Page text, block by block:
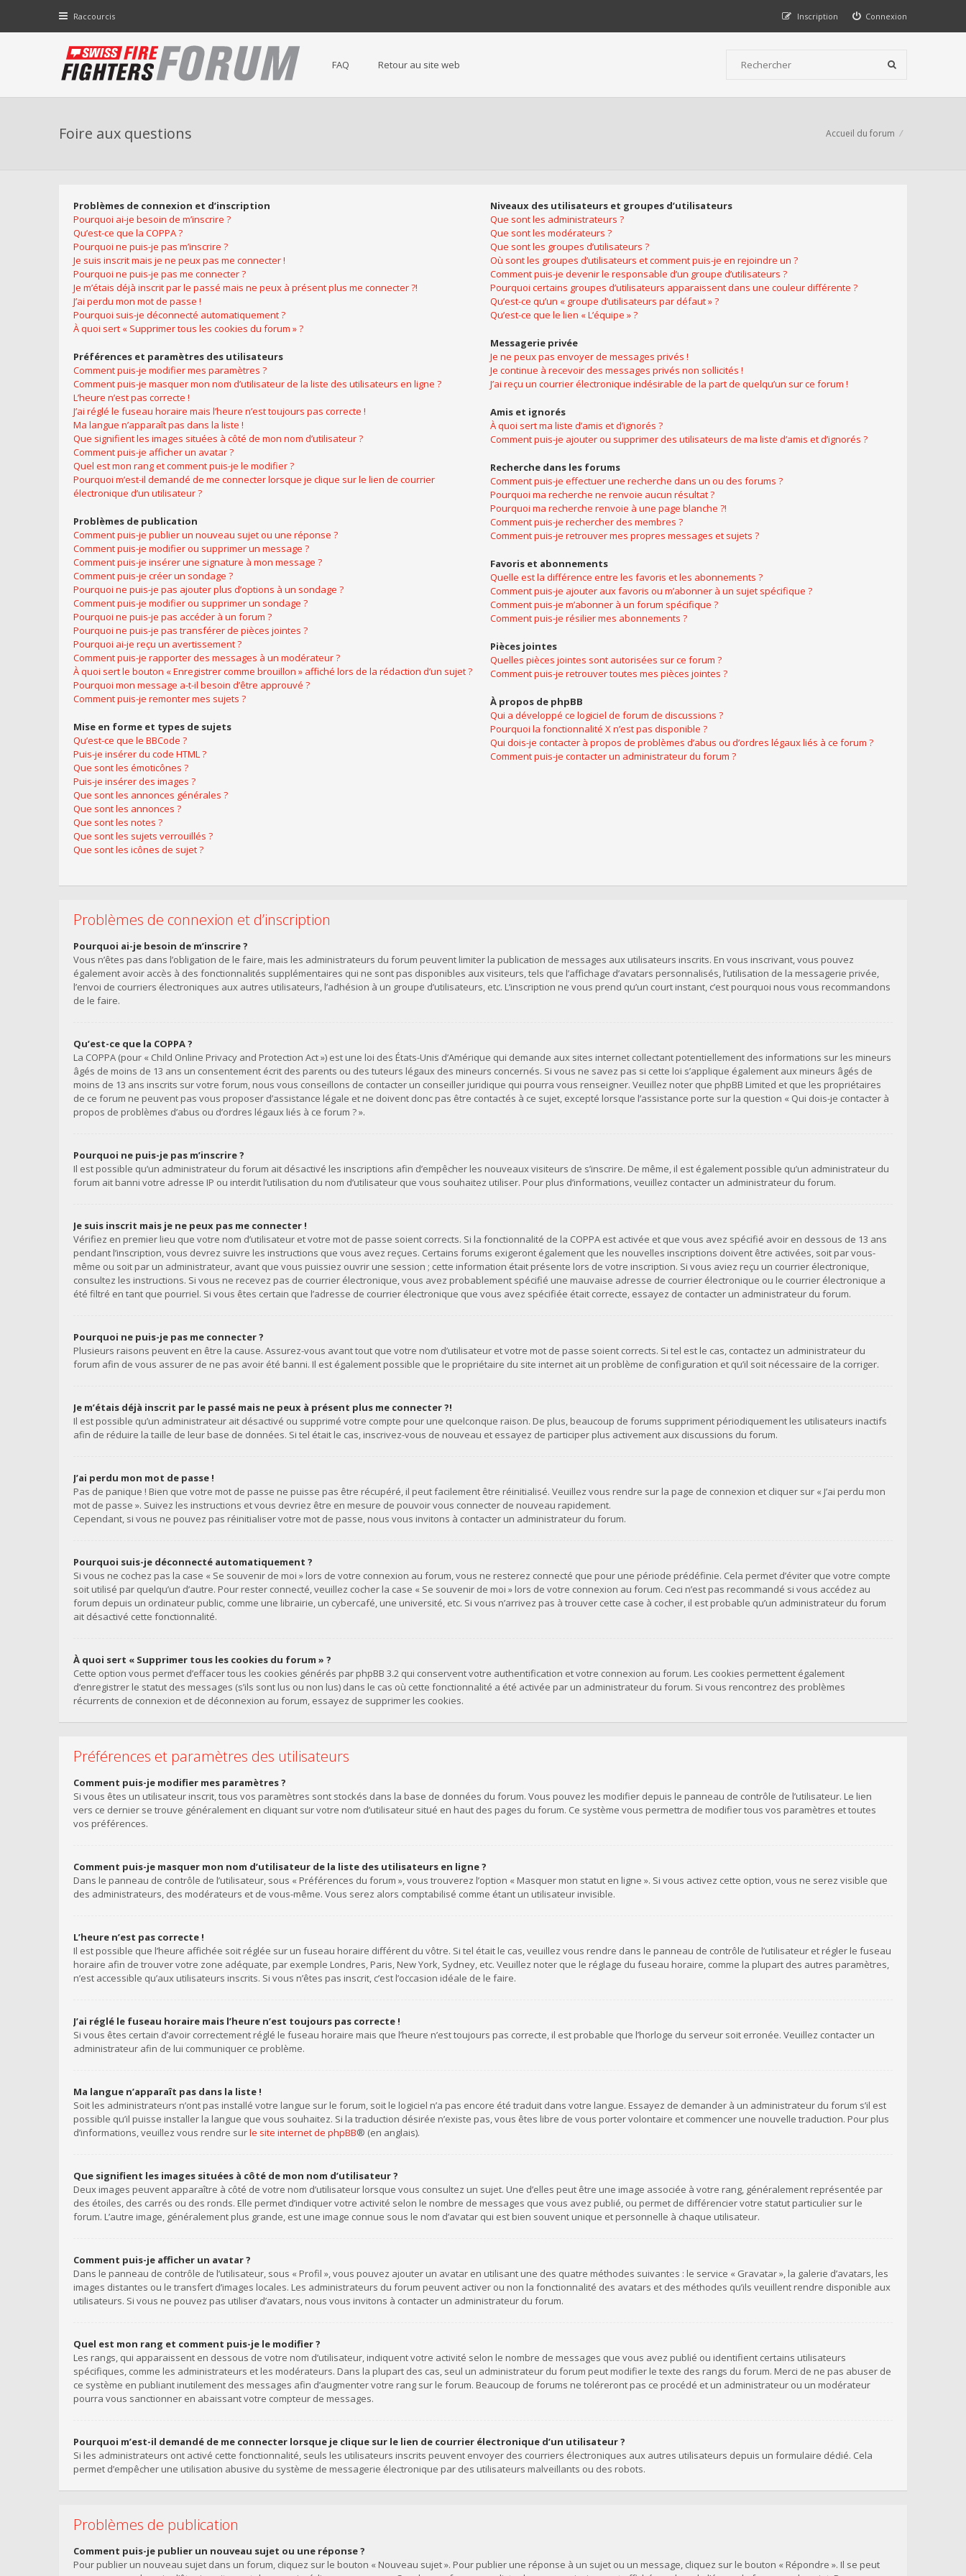
Raccourcis Connexion
Inscription
FAQ Retour au site web
Foire aux questions Accueil du forum
Problèmes de connexion et d’inscription
Pourquoi ai-je besoin de m’inscrire ?
Qu’est-ce que la COPPA ?
Pourquoi ne puis-je pas m’inscrire ?
Je suis inscrit mais je ne peux pas me connecter !
Pourquoi ne puis-je pas me connecter ?
Je m’étais déjà inscrit par le passé mais ne peux à présent plus me connecter ?!
J’ai perdu mon mot de passe !
Pourquoi suis-je déconnecté automatiquement ?
À quoi sert « Supprimer tous les cookies du forum » ?
Préférences et paramètres des utilisateurs
Comment puis-je modifier mes paramètres ?
Comment puis-je masquer mon nom d’utilisateur de la liste des utilisateurs en ligne ?
L’heure n’est pas correcte !
J’ai réglé le fuseau horaire mais l’heure n’est toujours pas correcte !
Ma langue n’apparaît pas dans la liste !
Que signifient les images situées à côté de mon nom d’utilisateur ?
Comment puis-je afficher un avatar ?
Quel est mon rang et comment puis-je le modifier ?
Pourquoi m’est-il demandé de me connecter lorsque je clique sur le lien de courrier
électronique d’un utilisateur ?
Problèmes de publication
Comment puis-je publier un nouveau sujet ou une réponse ?
Comment puis-je modifier ou supprimer un message ?
Comment puis-je insérer une signature à mon message ?
Comment puis-je créer un sondage ?
Pourquoi ne puis-je pas ajouter plus d’options à un sondage ?
Comment puis-je modifier ou supprimer un sondage ?
Pourquoi ne puis-je pas accéder à un forum ?
Pourquoi ne puis-je pas transférer de pièces jointes ?
Pourquoi ai-je reçu un avertissement ?
Comment puis-je rapporter des messages à un modérateur ?
À quoi sert le bouton « Enregistrer comme brouillon » affiché lors de la rédaction d’un sujet ?
Pourquoi mon message a-t-il besoin d’être approuvé ?
Comment puis-je remonter mes sujets ?
Mise en forme et types de sujets
Qu’est-ce que le BBCode ?
Puis-je insérer du code HTML ?
Que sont les émoticônes ?
Puis-je insérer des images ?
Que sont les annonces générales ?
Que sont les annonces ?
Que sont les notes ?
Que sont les sujets verrouillés ?
Que sont les icônes de sujet ?
Niveaux des utilisateurs et groupes d’utilisateurs
Que sont les administrateurs ?
Que sont les modérateurs ?
Que sont les groupes d’utilisateurs ?
Où sont les groupes d’utilisateurs et comment puis-je en rejoindre un ?
Comment puis-je devenir le responsable d’un groupe d’utilisateurs ?
Pourquoi certains groupes d’utilisateurs apparaissent dans une couleur différente ?
Qu’est-ce qu’un « groupe d’utilisateurs par défaut » ?
Qu’est-ce que le lien « L’équipe » ?
Messagerie privée
Je ne peux pas envoyer de messages privés !
Je continue à recevoir des messages privés non sollicités !
J’ai reçu un courrier électronique indésirable de la part de quelqu’un sur ce forum !
Amis et ignorés
À quoi sert ma liste d’amis et d’ignorés ?
Comment puis-je ajouter ou supprimer des utilisateurs de ma liste d’amis et d’ignorés ?
Recherche dans les forums
Comment puis-je effectuer une recherche dans un ou des forums ?
Pourquoi ma recherche ne renvoie aucun résultat ?
Pourquoi ma recherche renvoie à une page blanche ?!
Comment puis-je rechercher des membres ?
Comment puis-je retrouver mes propres messages et sujets ?
Favoris et abonnements
Quelle est la différence entre les favoris et les abonnements ?
Comment puis-je ajouter aux favoris ou m’abonner à un sujet spécifique ?
Comment puis-je m’abonner à un forum spécifique ?
Comment puis-je résilier mes abonnements ?
Pièces jointes
Quelles pièces jointes sont autorisées sur ce forum ?
Comment puis-je retrouver toutes mes pièces jointes ?
À propos de phpBB
Qui a développé ce logiciel de forum de discussions ?
Pourquoi la fonctionnalité X n’est pas disponible ?
Qui dois-je contacter à propos de problèmes d’abus ou d’ordres légaux liés à ce forum ?
Comment puis-je contacter un administrateur du forum ?
Problèmes de connexion et d’inscription
Pourquoi ai-je besoin de m’inscrire ?
Vous n’êtes pas dans l’obligation de le faire, mais les administrateurs du forum peuvent limiter la publication de messages aux utilisateurs inscrits. En vous inscrivant, vous pouvez
également avoir accès à des fonctionnalités supplémentaires qui ne sont pas disponibles aux visiteurs, tels que l’affichage d’avatars personnalisés, l’utilisation de la messagerie privée,
l’envoi de courriers électroniques aux autres utilisateurs, l’adhésion à un groupe d’utilisateurs, etc. L’inscription ne vous prend qu’un court instant, c’est pourquoi nous vous recommandons
de le faire.
Qu’est-ce que la COPPA ?
La COPPA (pour « Child Online Privacy and Protection Act ») est une loi des États-Unis d’Amérique qui demande aux sites internet collectant potentiellement des informations sur les mineurs
âgés de moins de 13 ans un consentement écrit des parents ou des tuteurs légaux des mineurs concernés. Si vous ne savez pas si cette loi s’applique également aux mineurs âgés de
moins de 13 ans inscrits sur votre forum, nous vous conseillons de contacter un conseiller juridique qui pourra vous renseigner. Veuillez noter que phpBB Limited et que les propriétaires
de ce forum ne peuvent pas vous proposer d’assistance légale et ne doivent donc pas être contactés à ce sujet, excepté lorsque l’assistance porte sur la question « Qui dois-je contacter à
propos de problèmes d’abus ou d’ordres légaux liés à ce forum ? ».
Pourquoi ne puis-je pas m’inscrire ?
Il est possible qu’un administrateur du forum ait désactivé les inscriptions afin d’empêcher les nouveaux visiteurs de s’inscrire. De même, il est également possible qu’un administrateur du
forum ait banni votre adresse IP ou interdit l’utilisation du nom d’utilisateur que vous souhaitez utiliser. Pour plus d’informations, veuillez contacter un administrateur du forum.
Je suis inscrit mais je ne peux pas me connecter !
Vérifiez en premier lieu que votre nom d’utilisateur et votre mot de passe soient corrects. Si la fonctionnalité de la COPPA est activée et que vous avez spécifié avoir en dessous de 13 ans
pendant l’inscription, vous devrez suivre les instructions que vous avez reçues. Certains forums exigeront également que les nouvelles inscriptions doivent être activées, soit par vous-
même ou soit par un administrateur, avant que vous puissiez ouvrir une session ; cette information était présente lors de votre inscription. Si vous aviez reçu un courrier électronique,
consultez les instructions. Si vous ne recevez pas de courrier électronique, vous avez probablement spécifié une mauvaise adresse de courrier électronique ou le courrier électronique a
été filtré en tant que pourriel. Si vous êtes certain que l’adresse de courrier électronique que vous avez spécifiée était correcte, essayez de contacter un administrateur du forum.
Pourquoi ne puis-je pas me connecter ?
Plusieurs raisons peuvent en être la cause. Assurez-vous avant tout que votre nom d’utilisateur et votre mot de passe soient corrects. Si tel est le cas, contactez un administrateur du
forum afin de vous assurer de ne pas avoir été banni. Il est également possible que le propriétaire du site internet ait un problème de configuration et qu’il soit nécessaire de la corriger.
Je m’étais déjà inscrit par le passé mais ne peux à présent plus me connecter ?!
Il est possible qu’un administrateur ait désactivé ou supprimé votre compte pour une quelconque raison. De plus, beaucoup de forums suppriment périodiquement les utilisateurs inactifs
afin de réduire la taille de leur base de données. Si tel était le cas, inscrivez-vous de nouveau et essayez de participer plus activement aux discussions du forum.
J’ai perdu mon mot de passe !
Pas de panique ! Bien que votre mot de passe ne puisse pas être récupéré, il peut facilement être réinitialisé. Veuillez vous rendre sur la page de connexion et cliquer sur « J’ai perdu mon
mot de passe ». Suivez les instructions et vous devriez être en mesure de pouvoir vous connecter de nouveau rapidement.
Cependant, si vous ne pouvez pas réinitialiser votre mot de passe, nous vous invitons à contacter un administrateur du forum.
Pourquoi suis-je déconnecté automatiquement ?
Si vous ne cochez pas la case « Se souvenir de moi » lors de votre connexion au forum, vous ne resterez connecté que pour une période prédéfinie. Cela permet d’éviter que votre compte
soit utilisé par quelqu’un d’autre. Pour rester connecté, veuillez cocher la case « Se souvenir de moi » lors de votre connexion au forum. Ceci n’est pas recommandé si vous accédez au
forum depuis un ordinateur public, comme une librairie, un cybercafé, une université, etc. Si vous n’arrivez pas à trouver cette case à cocher, il est probable qu’un administrateur du forum
ait désactivé cette fonctionnalité.
À quoi sert « Supprimer tous les cookies du forum » ?
Cette option vous permet d’effacer tous les cookies générés par phpBB 3.2 qui conservent votre authentification et votre connexion au forum. Les cookies permettent également
d’enregistrer le statut des messages (s’ils sont lus ou non lus) dans le cas où cette fonctionnalité a été activée par un administrateur du forum. Si vous rencontrez des problèmes
récurrents de connexion et de déconnexion au forum, essayez de supprimer les cookies.
Préférences et paramètres des utilisateurs
Comment puis-je modifier mes paramètres ?
Si vous êtes un utilisateur inscrit, tous vos paramètres sont stockés dans la base de données du forum. Vous pouvez les modifier depuis le panneau de contrôle de l’utilisateur. Le lien
vers ce dernier se trouve généralement en cliquant sur votre nom d’utilisateur situé en haut des pages du forum. Ce système vous permettra de modifier tous vos paramètres et toutes
vos préférences.
Comment puis-je masquer mon nom d’utilisateur de la liste des utilisateurs en ligne ?
Dans le panneau de contrôle de l’utilisateur, sous « Préférences du forum », vous trouverez l’option « Masquer mon statut en ligne ». Si vous activez cette option, vous ne serez visible que
des administrateurs, des modérateurs et de vous-même. Vous serez alors comptabilisé comme étant un utilisateur invisible.
L’heure n’est pas correcte !
Il est possible que l’heure affichée soit réglée sur un fuseau horaire différent du vôtre. Si tel était le cas, veuillez vous rendre dans le panneau de contrôle de l’utilisateur et régler le fuseau
horaire afin de trouver votre zone adéquate, par exemple Londres, Paris, New York, Sydney, etc. Veuillez noter que le réglage du fuseau horaire, comme la plupart des autres paramètres,
n’est accessible qu’aux utilisateurs inscrits. Si vous n’êtes pas inscrit, c’est l’occasion idéale de le faire.
J’ai réglé le fuseau horaire mais l’heure n’est toujours pas correcte !
Si vous êtes certain d’avoir correctement réglé le fuseau horaire mais que l’heure n’est toujours pas correcte, il est probable que l’horloge du serveur soit erronée. Veuillez contacter un
administrateur afin de lui communiquer ce problème.
Ma langue n’apparaît pas dans la liste !
Soit les administrateurs n’ont pas installé votre langue sur le forum, soit le logiciel n’a pas encore été traduit dans votre langue. Essayez de demander à un administrateur du forum s’il est
possible qu’il puisse installer la langue que vous souhaitez. Si la traduction désirée n’existe pas, vous êtes libre de vous porter volontaire et commencer une nouvelle traduction. Pour plus
d’informations, veuillez vous rendre surle site internet de phpBB® (en anglais).
Que signifient les images situées à côté de mon nom d’utilisateur ?
Deux images peuvent apparaître à côté de votre nom d’utilisateur lorsque vous consultez un sujet. Une d’elles peut être une image associée à votre rang, généralement représentée par
des étoiles, des carrés ou des ronds. Elle permet d’indiquer votre activité selon le nombre de messages que vous avez publié, ou permet de différencier votre statut particulier sur le
forum. L’autre image, généralement plus grande, est une image connue sous le nom d’avatar qui est bien souvent unique et personnelle à chaque utilisateur.
Comment puis-je afficher un avatar ?
Dans le panneau de contrôle de l’utilisateur, sous « Profil », vous pouvez ajouter un avatar en utilisant une des quatre méthodes suivantes : le service « Gravatar », la galerie d’avatars, les
images distantes ou le transfert d’images locales. Les administrateurs du forum peuvent activer ou non la fonctionnalité des avatars et des méthodes qu’ils veuillent rendre disponible aux
utilisateurs. Si vous ne pouvez pas utiliser d’avatars, nous vous invitons à contacter un administrateur du forum.
Quel est mon rang et comment puis-je le modifier ?
Les rangs, qui apparaissent en dessous de votre nom d’utilisateur, indiquent votre activité selon le nombre de messages que vous avez publié ou identifient certains utilisateurs
spécifiques, comme les administrateurs et les modérateurs. Dans la plupart des cas, seul un administrateur du forum peut modifier le texte des rangs du forum. Merci de ne pas abuser de
ce système en publiant inutilement des messages afin d’augmenter votre rang sur le forum. Beaucoup de forums ne toléreront pas ce procédé et un administrateur ou un modérateur
pourra vous sanctionner en abaissant votre compteur de messages.
Pourquoi m’est-il demandé de me connecter lorsque je clique sur le lien de courrier électronique d’un utilisateur ?
Si les administrateurs ont activé cette fonctionnalité, seuls les utilisateurs inscrits peuvent envoyer des courriers électroniques aux autres utilisateurs depuis un formulaire dédié. Cela
permet d’empêcher une utilisation abusive du système de messagerie électronique par des utilisateurs malveillants ou des robots.
Problèmes de publication
Comment puis-je publier un nouveau sujet ou une réponse ?
Pour publier un nouveau sujet dans un forum, cliquez sur le bouton « Nouveau sujet ». Pour publier une réponse à un sujet ou un message, cliquez sur le bouton « Répondre ». Il se peut